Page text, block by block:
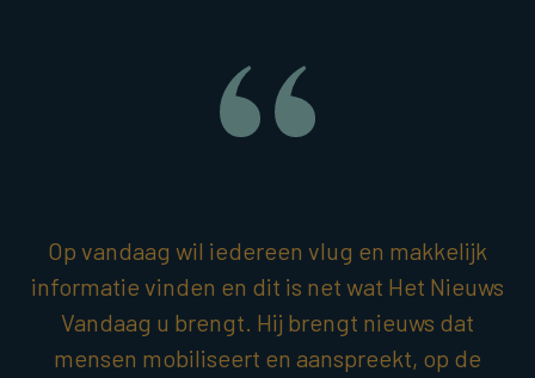
Op vandaag wil iedereen vlug en makkelijk
informatie vinden en dit is net wat Het Nieuws
Vandaag u brengt. Hij brengt nieuws dat
mensen mobiliseert en aanspreekt, op de